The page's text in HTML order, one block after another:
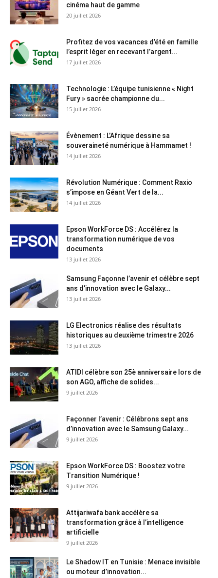
cinéma haut de gamme
20 juillet 2026
Profitez de vos vacances d’été en famille
l’esprit léger en recevant l’argent...
17 juillet 2026
Technologie : L’équipe tunisienne « Night
Fury » sacrée championne du...
15 juillet 2026
Évènement : L’Afrique dessine sa
souveraineté numérique à Hammamet !
14 juillet 2026
Révolution Numérique : Comment Raxio
s’impose en Géant Vert de la...
14 juillet 2026
Epson WorkForce DS : Accélérez la
transformation numérique de vos
documents
13 juillet 2026
Samsung Façonne l’avenir et célèbre sept
ans d’innovation avec le Galaxy...
13 juillet 2026
LG Electronics réalise des résultats
historiques au deuxième trimestre 2026
13 juillet 2026
ATIDI célèbre son 25è anniversaire lors de
son AGO, affiche de solides...
9 juillet 2026
Façonner l’avenir : Célébrons sept ans
d’innovation avec le Samsung Galaxy...
9 juillet 2026
Epson WorkForce DS : Boostez votre
Transition Numérique !
9 juillet 2026
Attijariwafa bank accélère sa
transformation grâce à l’intelligence
artificielle
9 juillet 2026
Le Shadow IT en Tunisie : Menace invisible
ou moteur d’innovation...